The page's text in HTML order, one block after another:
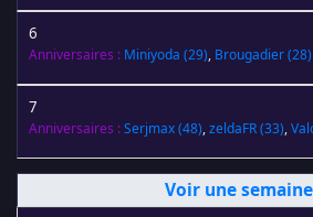
6
Anniversaires : Miniyoda (29), Brougadier(28)
7
Anniversaires :Serjmax(48),zeldaFR(33),